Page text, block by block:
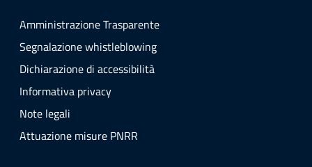
Amministrazione Trasparente
Segnalazione whistleblowing
Dichiarazione di accessibilità
Informativa privacy
Note legali
Attuazione misure PNRR